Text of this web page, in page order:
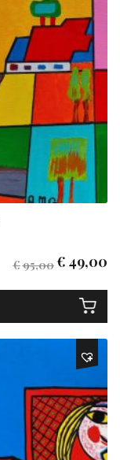
€95,00€ 49,00